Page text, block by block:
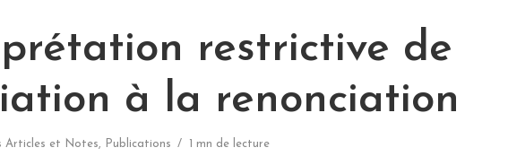
restrictive de
à la renonciation
Articles et Notes, Publications 1 mn de lecture